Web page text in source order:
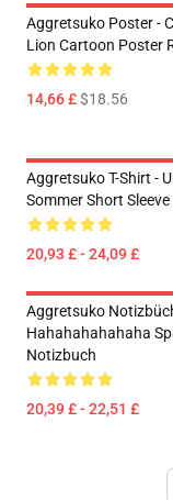
Aggretsuko Poster -
Lion Cartoon Poster
14,66 £$18.56
Aggretsuko T-Shirt -
Sommer Short
20,93 £ - 24,09 £
Aggretsuko
Hahahahahahaha
Notizbuch
20,39 £ - 22,51 £